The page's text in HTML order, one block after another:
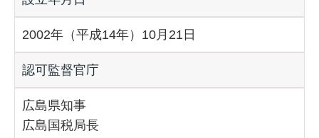
2002年（平成14年）10月21日
認可監督官庁
広島県知事
広島国税局長